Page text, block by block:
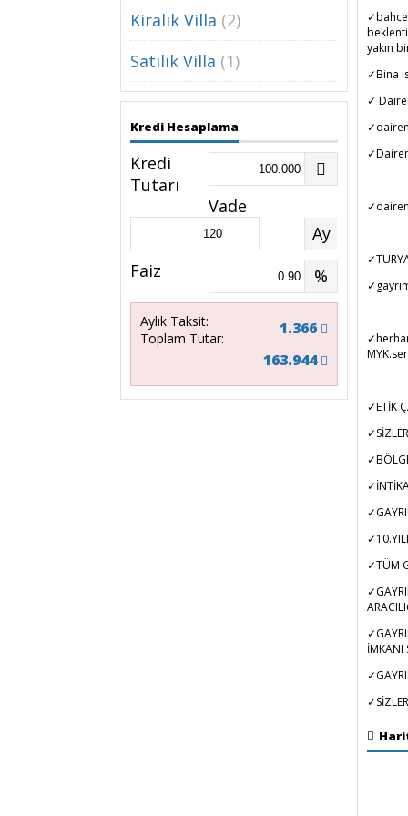
yakın
✓Bina
✓
✓ETİK
✓TÜM
İMKANI
Kiralık Villa (2)
Satılık Villa (1)
Kredi Hesaplama
Kredi
Tutarı
Vade
Ay
Faiz
%
Aylık Taksit: 1.366
Toplam Tutar:
163.944